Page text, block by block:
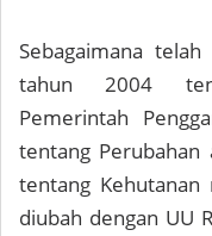
Sebagaimana
tahun 2004
Pemerintah
tentang
tentang Kehutanan
diubah dengan UU